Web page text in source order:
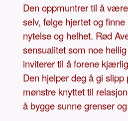
Den oppmuntrer til å
selv, følge hjertet og
nytelse og helhet. Rød
sensualitet som noe
inviterer til å forene
Den hjelper deg å gi
mønstre knyttet til
å bygge sunne grenser